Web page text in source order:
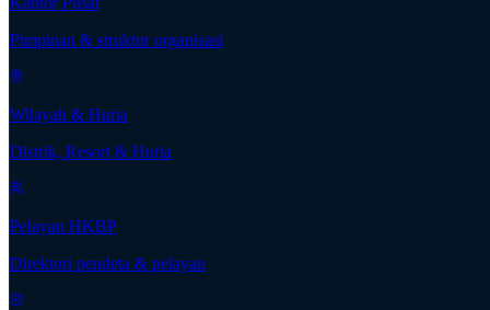
Pimpinan & struktur organisasi
Wilayah & Huria
Distrik, Resort & Huria
Pelayan HKBP
Direktori pendeta & pelayan